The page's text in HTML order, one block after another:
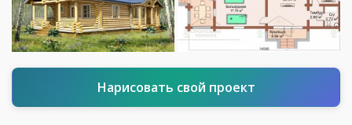
Нарисовать свой проект